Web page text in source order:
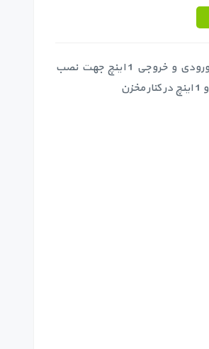
ساید کانکتور 1/2 2 اینچ با سایز اتصالات ورودی و خروجی 1 اینچ جهت نصب